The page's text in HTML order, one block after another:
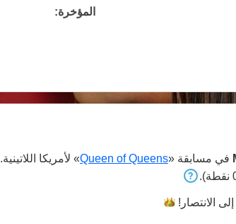
المؤخرة:
في مسابقة «Queen of Queens» لأمريكا اللاتينية.
الانتصار!